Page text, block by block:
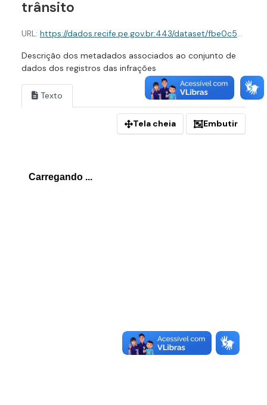
trânsito
URL: https://dados.recife.pe.gov.br:443/dataset/fbe0c549-cd14-4146-886c-38bc0859cd2f/resource/4a2eab20-6059-4097-a9b7-8e2eeacb41e1/download/dicionario-de-dados-das-infracoes-de-transito.json
Descrição dos metadados associados ao conjunto de
dados dos registros das infrações
Texto
Tela cheia Embutir